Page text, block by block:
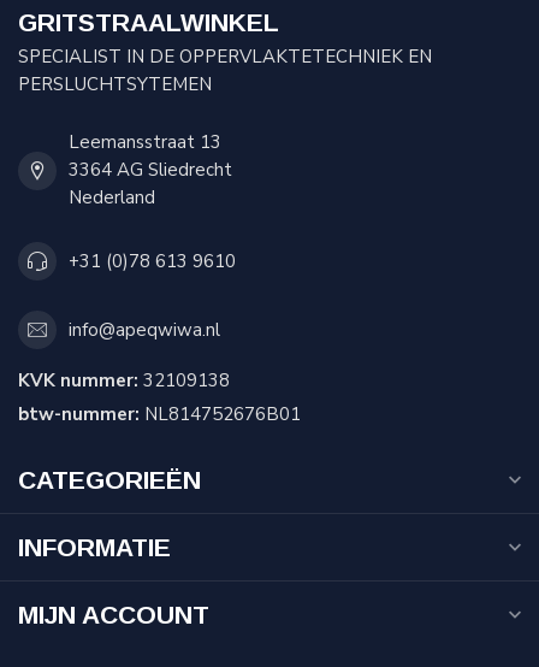
GRITSTRAALWINKEL
SPECIALIST IN DE OPPERVLAKTETECHNIEK EN
PERSLUCHTSYTEMEN
Leemansstraat 13
3364 AG Sliedrecht
Nederland
+31 (0)78 613 9610
info@apeqwiwa.nl
KVK nummer: 32109138
btw-nummer: NL814752676B01
CATEGORIEËN
INFORMATIE
MIJN ACCOUNT